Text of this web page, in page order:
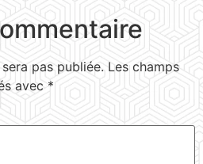
pas publiée. Les champs
avec *